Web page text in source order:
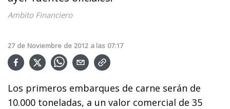
Ambito Financiero
27 de Noviembre de 2012 a las 07:17
Los primeros embarques de carne serán de
10.000 toneladas, a un valor comercial de 35